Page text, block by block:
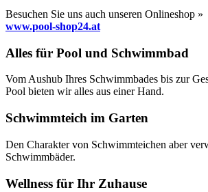
Besuchen Sie uns auch unseren Onlineshop »
www.pool-shop24.at
Alles für Pool und Schwimmbad
Vom Aushub Ihres Schwimmbades bis zur
Pool bieten wir alles aus einer Hand.
Schwimmteich im Garten
Den Charakter von Schwimmteichen aber
Schwimmbäder.
Wellness für Ihr Zuhause